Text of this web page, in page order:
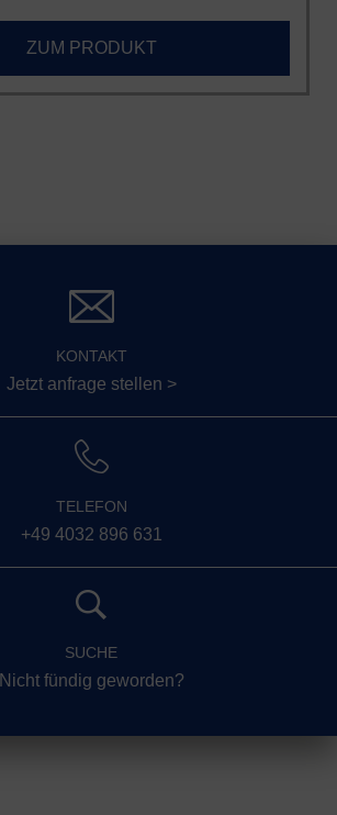
ZUM PRODUKT
KONTAKT
Jetzt anfrage stellen >
TELEFON
+49 4032 896 631
SUCHE
Nicht fündig geworden?